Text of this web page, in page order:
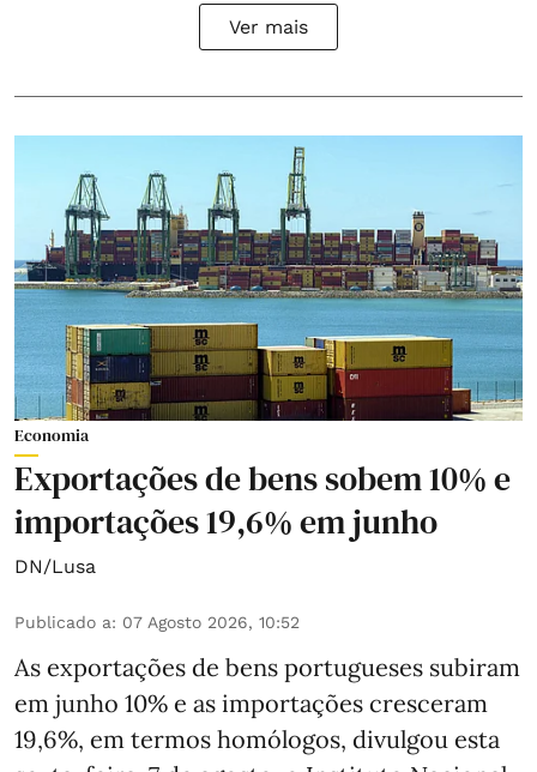
Ver mais
Economia
Exportações de bens sobem 10% e
importações 19,6% em junho
DN/Lusa
Publicado a: 07 Agosto 2026, 10:52
As exportações de bens portugueses subiram
em junho 10% e as importações cresceram
19,6%, em termos homólogos, divulgou esta